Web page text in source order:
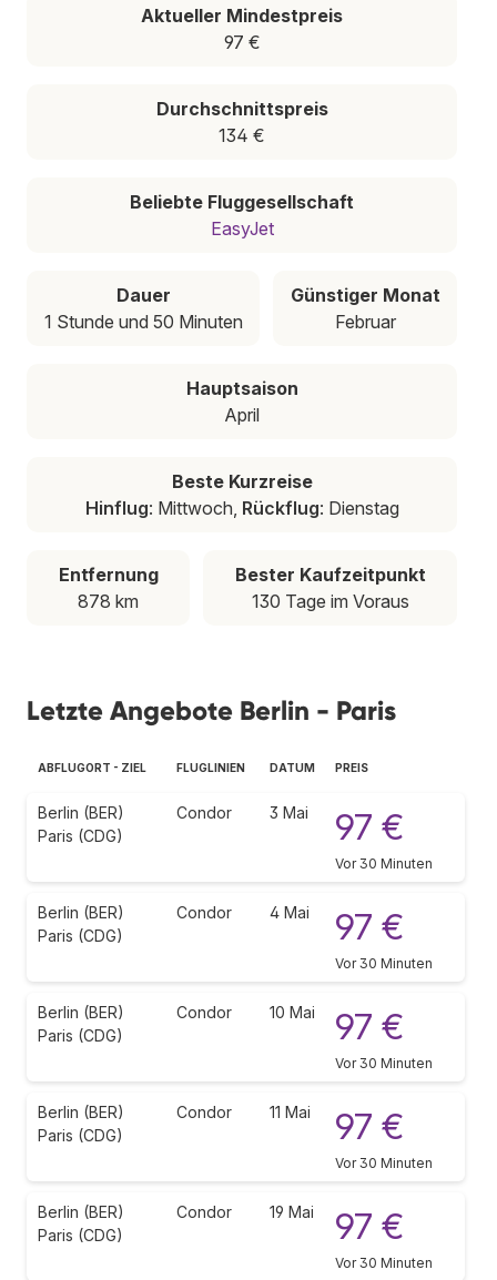
Aktueller Mindestpreis
97 €
Durchschnittspreis
134 €
Beliebte Fluggesellschaft
EasyJet
Dauer
1 Stunde und 50 Minuten
Günstiger Monat
Februar
Hauptsaison
April
Beste Kurzreise
Hinflug: Mittwoch, Rückflug: Dienstag
Entfernung
878 km
Bester Kaufzeitpunkt
130 Tage im Voraus
Letzte Angebote Berlin - Paris
ABFLUGORT - ZIEL FLUGLINIEN DATUM PREIS
Berlin (BER)
Paris (CDG)
Condor 3 Mai 97 €
Vor 30 Minuten
Berlin (BER)
Paris (CDG)
Condor 4 Mai 97 €
Vor 30 Minuten
Berlin (BER)
Paris (CDG)
Condor 10 Mai 97 €
Vor 30 Minuten
Berlin (BER)
Paris (CDG)
Condor 11 Mai 97 €
Vor 30 Minuten
Berlin (BER)
Paris (CDG)
Condor 19 Mai 97 €
Vor 30 Minuten